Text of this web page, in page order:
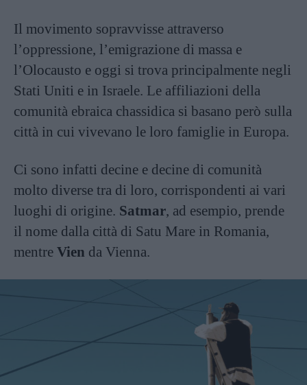
Il movimento sopravvisse attraverso
l’oppressione, l’emigrazione di massa e
l’Olocausto e oggi si trova principalmente negli
Stati Uniti e in Israele. Le affiliazioni della
comunità ebraica chassidica si basano però sulla
città in cui vivevano le loro famiglie in Europa.
Ci sono infatti decine e decine di comunità
molto diverse tra di loro, corrispondenti ai vari
luoghi di origine. Satmar, ad esempio, prende
il nome dalla città di Satu Mare in Romania,
mentre Vien da Vienna.